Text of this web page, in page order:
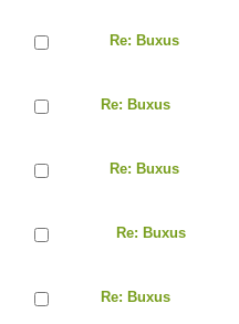
Re: Buxus
Re: Buxus
Re: Buxus
Re: Buxus
Re: Buxus